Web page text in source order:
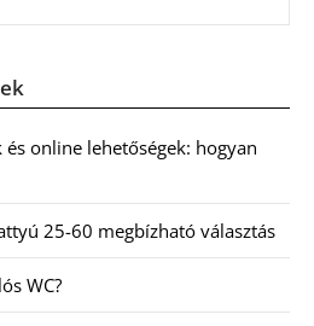
online lehetőségek: hogyan
25-60 megbízható választás
WC?